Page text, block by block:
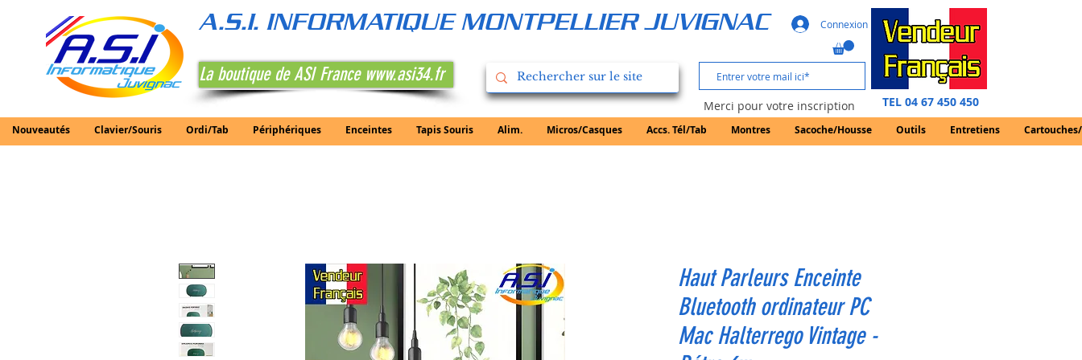
Nouveautés Clavier/Souris Ordi/Tab Périphériques Enceintes Tapis Souris Alim. Micros/Casques Accs. Tél/Tab Montres Sacoche/Housse Outils Entretiens
A.S.I. INFORMATIQUE MONTPELLIER JUVIGNAC
TEL 04 67 450 450
Merci pour votre inscription
Connexion
La boutique de ASI France www.asi34.fr
Haut Parleurs Enceinte
Bluetooth ordinateur PC
Mac Halterrego Vintage -